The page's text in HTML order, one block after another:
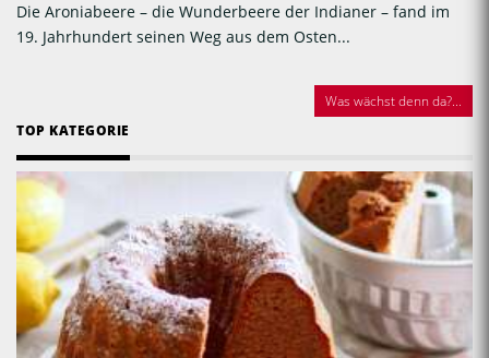
Die Aroniabeere – die Wunderbeere der Indianer – fand im
19. Jahrhundert seinen Weg aus dem Osten...
Was wächst denn da?...
TOP KATEGORIE